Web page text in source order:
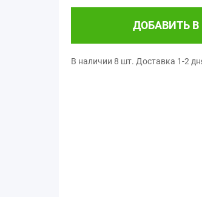
ДОБАВИТЬ
В наличии 8 шт. Доставка 1-2